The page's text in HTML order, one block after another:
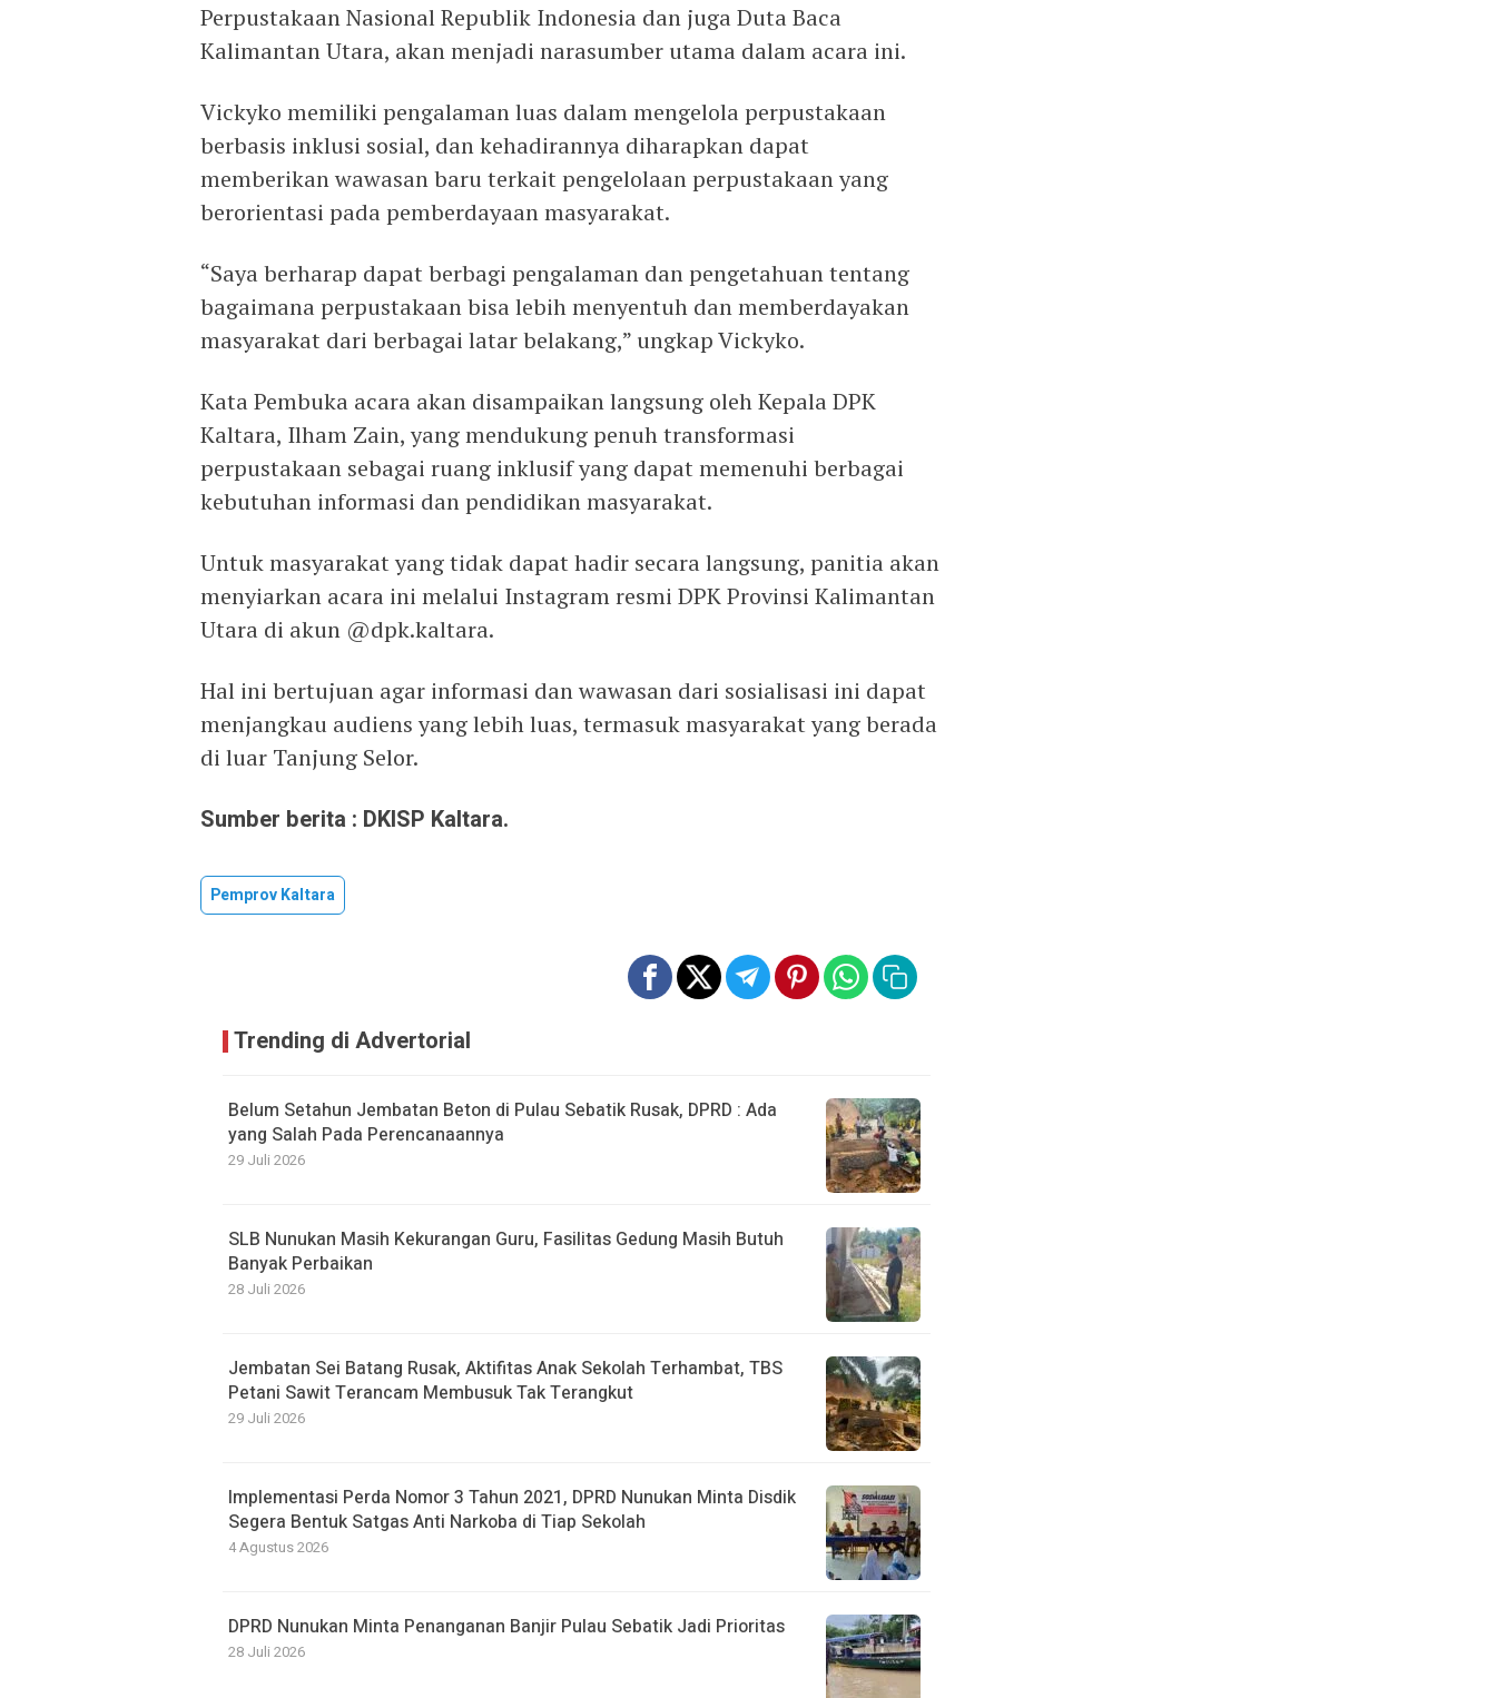
Perpustakaan Nasional Republik Indonesia dan juga Duta Baca
Kalimantan Utara, akan menjadi narasumber utama dalam acara ini.
Vickyko memiliki pengalaman luas dalam mengelola perpustakaan
berbasis inklusi sosial, dan kehadirannya diharapkan dapat
memberikan wawasan baru terkait pengelolaan perpustakaan yang
berorientasi pada pemberdayaan masyarakat.
“Saya berharap dapat berbagi pengalaman dan pengetahuan tentang
bagaimana perpustakaan bisa lebih menyentuh dan memberdayakan
masyarakat dari berbagai latar belakang,” ungkap Vickyko.
Kata Pembuka acara akan disampaikan langsung oleh Kepala DPK
Kaltara, Ilham Zain, yang mendukung penuh transformasi
perpustakaan sebagai ruang inklusif yang dapat memenuhi berbagai
kebutuhan informasi dan pendidikan masyarakat.
Untuk masyarakat yang tidak dapat hadir secara langsung, panitia akan
menyiarkan acara ini melalui Instagram resmi DPK Provinsi Kalimantan
Utara di akun @dpk.kaltara.
Hal ini bertujuan agar informasi dan wawasan dari sosialisasi ini dapat
menjangkau audiens yang lebih luas, termasuk masyarakat yang berada
di luar Tanjung Selor.
Sumber berita : DKISP Kaltara.
Pemprov Kaltara
Trending di Advertorial
Belum Setahun Jembatan Beton di Pulau Sebatik Rusak, DPRD : Ada
yang Salah Pada Perencanaannya
29 Juli 2026
SLB Nunukan Masih Kekurangan Guru, Fasilitas Gedung Masih Butuh
Banyak Perbaikan
28 Juli 2026
Jembatan Sei Batang Rusak, Aktifitas Anak Sekolah Terhambat, TBS
Petani Sawit Terancam Membusuk Tak Terangkut
29 Juli 2026
Implementasi Perda Nomor 3 Tahun 2021, DPRD Nunukan Minta Disdik
Segera Bentuk Satgas Anti Narkoba di Tiap Sekolah
4 Agustus 2026
DPRD Nunukan Minta Penanganan Banjir Pulau Sebatik Jadi Prioritas
28 Juli 2026